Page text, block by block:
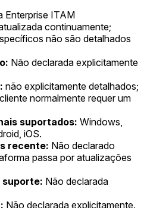
Enterprise ITAM
continuamente;
não são detalhados
Não declarada explicitamente
não explicitamente detalhados;
normalmente requer um
suportados: Windows,
iOS.
recente: Não declarado
passa por atualizações
suporte: Não declarada
Não declarada explicitamente.